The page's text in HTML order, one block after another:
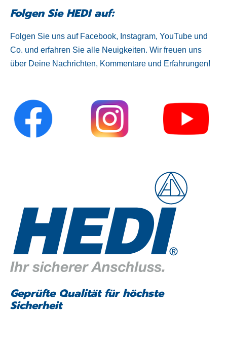
Folgen Sie HEDI auf:
Folgen Sie uns auf Facebook, Instagram, YouTube und
Co. und erfahren Sie alle Neuigkeiten. Wir freuen uns
über Deine Nachrichten, Kommentare und Erfahrungen!
Geprüfte Qualität für höchste
Sicherheit